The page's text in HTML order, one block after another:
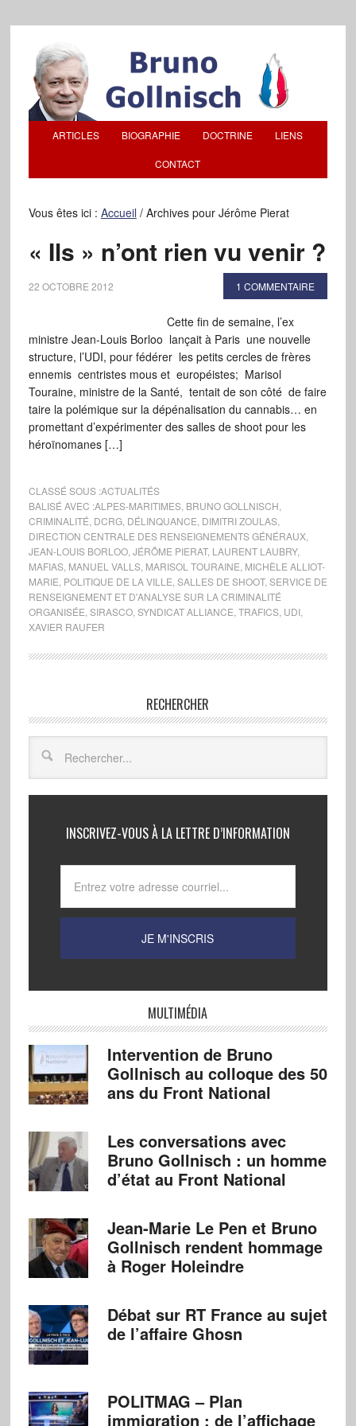
ARTICLES BIOGRAPHIE DOCTRINE LIENS
CONTACT
Vous êtes ici : Accueil /Archives pour Jérôme Pierat
« Ils » n’ont rien vu venir ?
22 OCTOBRE 2012 1 COMMENTAIRE
Cette fin de semaine, l’ex
ministre Jean-Louis Borloo lançait à Paris une nouvelle
structure, l’UDI, pour fédérer les petits cercles de frères
ennemis centristes mous et européistes; Marisol
Touraine, ministre de la Santé, tentait de son côté de faire
taire la polémique sur la dépénalisation du cannabis… en
promettant d’expérimenter des salles de shoot pour les
héroïnomanes […]
CLASSÉ SOUS :ACTUALITÉS
BALISÉ AVEC :ALPES-MARITIMES, BRUNO GOLLNISCH
CRIMINALITÉ DCRG, DÉLINQUANCE DIMITRI ZOULAS,
DIRECTION CENTRALE DES RENSEIGNEMENTS GÉNÉRAUX,
JEAN-LOUIS BORLOO, JÉRÔME PIERAT, LAURENT LAUBRY,
MAFIAS, MANUEL VALLS, MARISOL TOURAINE MICHÈLE ALLIOT-
MARIE POLITIQUE DE LA VILLE SALLES DE SHOOT, SERVICE DE
RENSEIGNEMENT ET D'ANALYSE SUR LA CRIMINALITÉ
ORGANISÉE SIRASCO, SYNDICAT ALLIANCE TRAFICS, UDI,
XAVIER RAUFER
RECHERCHER
INSCRIVEZ-VOUS À LA LETTRE D’INFORMATION
MULTIMÉDIA
Intervention de Bruno
Gollnisch au colloque des 50
ans du Front National
Les conversations avec
Bruno Gollnisch : un homme
d’état au Front National
Jean-Marie Le Pen et Bruno
Gollnisch rendent hommage
à Roger Holeindre
Débat sur RT France au sujet
de l’affaire Ghosn
POLITMAG – Plan
immigration : de l’affichage